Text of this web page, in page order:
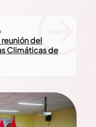
del
Climáticas de